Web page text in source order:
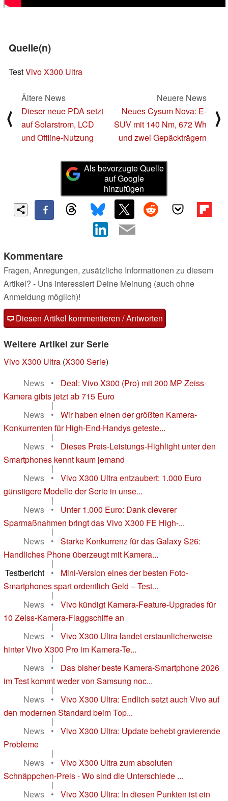
Quelle(n)
TestVivo X300 Ultra
⟨
Ältere News
Dieser neue PDA setzt
auf Solarstrom, LCD
und Offline-Nutzung
Neuere News
Neues Cysum Nova: E-
SUV mit 140 Nm, 672 Wh
und zwei Gepäckträgern
⟩
Als bevorzugte Quelle
auf Google
hinzufügen
Kommentare
Fragen, Anregungen, zusätzliche Informationen zu diesem
Artikel? - Uns interessiert Deine Meinung (auch ohne
Anmeldung möglich)!
Diesen Artikel kommentieren / Antworten
Weitere Artikel zur Serie
Vivo X300 Ultra (X300 Serie)
News
•
Deal: Vivo X300 (Pro) mit 200 MP Zeiss-
Kamera gibts jetzt ab 715 Euro
|
News
•
Wir haben einen der größten Kamera-
Konkurrenten für High-End-Handys geteste...
|
News
•
Dieses Preis-Leistungs-Highlight unter den
Smartphones kennt kaum jemand
|
News
•
Vivo X300 Ultra entzaubert: 1.000 Euro
günstigere Modelle der Serie in unse...
|
News
•
Unter 1.000 Euro: Dank cleverer
Sparmaßnahmen bringt das Vivo X300 FE High-...
|
News
•
Starke Konkurrenz für das Galaxy S26:
Handliches Phone überzeugt mit Kamera...
|
Testbericht
•
Mini-Version eines der besten Foto-
Smartphones spart ordentlich Geld – Test...
|
News
•
Vivo kündigt Kamera-Feature-Upgrades für
10 Zeiss-Kamera-Flaggschiffe an
|
News
•
Vivo X300 Ultra landet erstaunlicherweise
hinter Vivo X300 Pro im Kamera-Te...
|
News
•
Das bisher beste Kamera-Smartphone 2026
im Test kommt weder von Samsung noc...
|
News
•
Vivo X300 Ultra: Endlich setzt auch Vivo auf
den modernen Standard beim Top...
|
News
•
Vivo X300 Ultra: Update behebt gravierende
Probleme
|
News
•
Vivo X300 Ultra zum absoluten
Schnäppchen-Preis - Wo sind die Unterschiede ...
|
News
•
Vivo X300 Ultra: In diesen Punkten ist ein